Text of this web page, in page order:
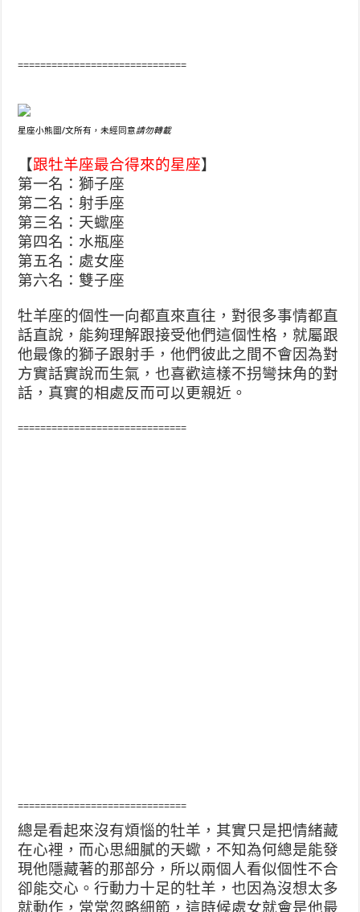
==============================
星座小熊圖/文所有，未經同意請勿轉載
【跟牡羊座最合得來的星座】
第一名：獅子座
第二名：射手座
第三名：天蠍座
第四名：水瓶座
第五名：處女座
第六名：雙子座
牡羊座的個性一向都直來直往，對很多事情都直
話直說，能夠理解跟接受他們這個性格，就屬跟
他最像的獅子跟射手，他們彼此之間不會因為對
方實話實說而生氣，也喜歡這樣不拐彎抹角的對
話，真實的相處反而可以更親近。
==============================
==============================
總是看起來沒有煩惱的牡羊，其實只是把情緒藏
在心裡，而心思細膩的天蠍，不知為何總是能發
現他隱藏著的那部分，所以兩個人看似個性不合
卻能交心。行動力十足的牡羊，也因為沒想太多
就動作，常常忽略細節，這時候處女就會是他最